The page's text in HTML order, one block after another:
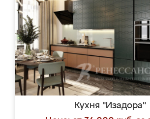
Кухня "Изадора"